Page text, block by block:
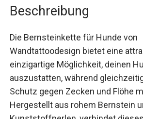
Beschreibung
Die Bernsteinkette für Hunde von
Wandtattoodesign bietet eine
einzigartige Möglichkeit, deinen
auszustatten, während
Schutz gegen Zecken und Flöhe
Hergestellt aus rohem Bernstein